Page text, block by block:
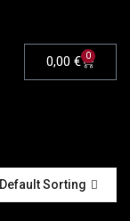
0,00 € 0
Default Sorting